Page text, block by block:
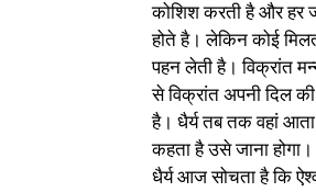
कोशिश करती है और हर
होते है। लेकिन कोई
पहन लेती है। विक्रांत
से विक्रांत अपनी दिल
है। धैर्य तब तक वहां आता
कहता है उसे जाना
धैर्य आज सोचता है कि